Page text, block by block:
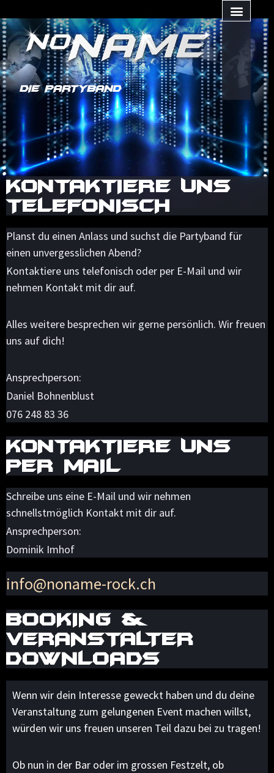
DIE PARTYBAND
KONTAKTIERE UNS
TELEFONISCH
Planst du einen Anlass und suchst die Partyband für
einen unvergesslichen Abend?
Kontaktiere uns telefonisch oder per E-Mail und wir
nehmen Kontakt mit dir auf.
Alles weitere besprechen wir gerne persönlich. Wir freuen
uns auf dich!
Ansprechperson:
Daniel Bohnenblust
076 248 83 36
KONTAKTIERE UNS
PER MAIL
Schreibe uns eine E-Mail und wir nehmen
schnellstmöglich Kontakt mit dir auf.
Ansprechperson:
Dominik Imhof
info@noname-rock.ch
BOOKING &
VERANSTALTER
DOWNLOADS
Wenn wir dein Interesse geweckt haben und du deine
Veranstaltung zum gelungenen Event machen willst,
würden wir uns freuen unseren Teil dazu bei zu tragen!
Ob nun in der Bar oder im grossen Festzelt, ob